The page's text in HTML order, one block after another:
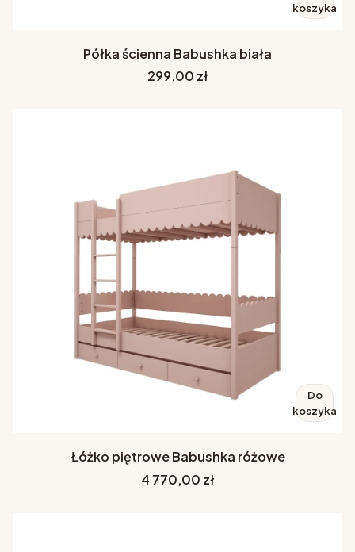
koszyka
Półka ścienna Babushka biała
Cena
299,00 zł
Do
koszyka
Łóżko piętrowe Babushka różowe
Cena
4 770,00 zł